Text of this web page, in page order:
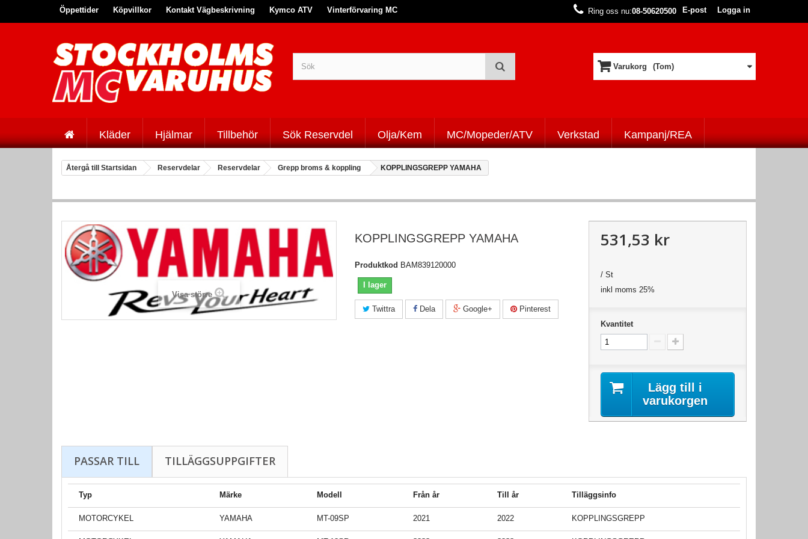
Öppettider Köpvillkor Kontakt Vägbeskrivning Kymco ATV Vinterförvaring MC Logga in
E-post
Ring oss nu:08-50620500
Varukorg (Tom)
Kläder Hjälmar Tillbehör Sök Reservdel Olja/Kem MC/Mopeder/ATV Verkstad Kampanj/REA
Återgå till Startsidan Reservdelar Reservdelar Grepp broms & koppling KOPPLINGSGREPP YAMAHA
Visa större
KOPPLINGSGREPP YAMAHA
Produktkod BAM839120000
I lager
Twittra Dela Google+ Pinterest
531,53 kr
/ St
inkl moms 25%
Kvantitet
Lägg till i
varukorgen
PASSAR TILL TILLÄGGSUPPGIFTER
Typ Märke Modell Från år Till år Tilläggsinfo
MOTORCYKEL YAMAHA MT-09SP 2021 2022 KOPPLINGSGREPP